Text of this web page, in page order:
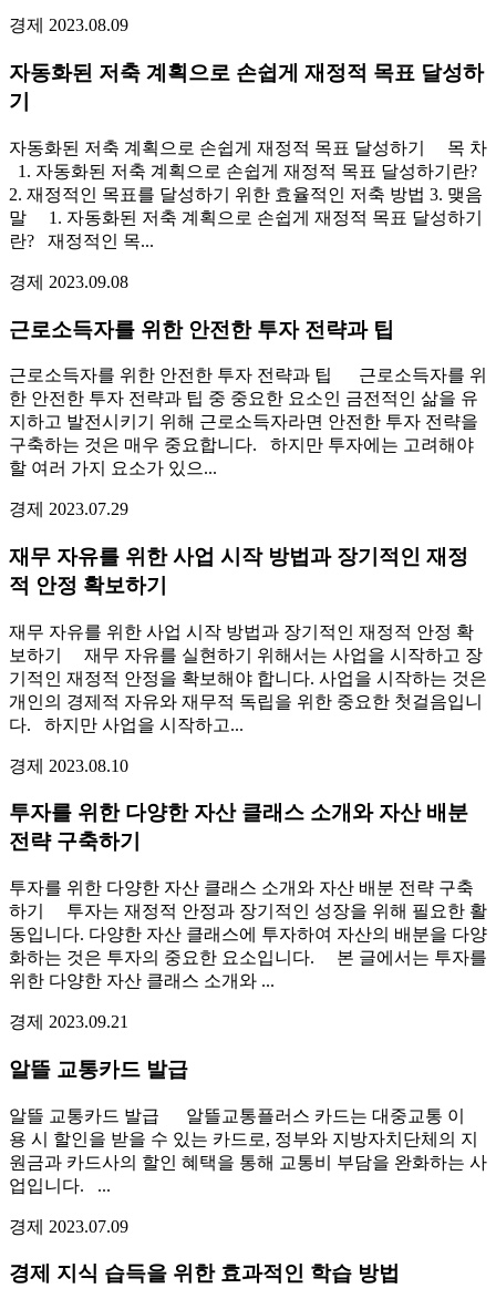
경제 2023.08.09
자동화된 저축 계획으로 손쉽게 재정적 목표 달성하
기
자동화된 저축 계획으로 손쉽게 재정적 목표 달성하기 목 차
1. 자동화된 저축 계획으로 손쉽게 재정적 목표 달성하기란?
2. 재정적인 목표를 달성하기 위한 효율적인 저축 방법 3. 맺음
말 1. 자동화된 저축 계획으로 손쉽게 재정적 목표 달성하기
란? 재정적인 목...
경제 2023.09.08
근로소득자를 위한 안전한 투자 전략과 팁
근로소득자를 위한 안전한 투자 전략과 팁 근로소득자를 위
한 안전한 투자 전략과 팁 중 중요한 요소인 금전적인 삶을 유
지하고 발전시키기 위해 근로소득자라면 안전한 투자 전략을
구축하는 것은 매우 중요합니다. 하지만 투자에는 고려해야
할 여러 가지 요소가 있으...
경제 2023.07.29
재무 자유를 위한 사업 시작 방법과 장기적인 재정
적 안정 확보하기
재무 자유를 위한 사업 시작 방법과 장기적인 재정적 안정 확
보하기 재무 자유를 실현하기 위해서는 사업을 시작하고 장
기적인 재정적 안정을 확보해야 합니다. 사업을 시작하는 것은
개인의 경제적 자유와 재무적 독립을 위한 중요한 첫걸음입니
다. 하지만 사업을 시작하고...
경제 2023.08.10
투자를 위한 다양한 자산 클래스 소개와 자산 배분
전략 구축하기
투자를 위한 다양한 자산 클래스 소개와 자산 배분 전략 구축
하기 투자는 재정적 안정과 장기적인 성장을 위해 필요한 활
동입니다. 다양한 자산 클래스에 투자하여 자산의 배분을 다양
화하는 것은 투자의 중요한 요소입니다. 본 글에서는 투자를
위한 다양한 자산 클래스 소개와 ...
경제 2023.09.21
알뜰 교통카드 발급
알뜰 교통카드 발급 알뜰교통플러스 카드는 대중교통 이
용 시 할인을 받을 수 있는 카드로, 정부와 지방자치단체의 지
원금과 카드사의 할인 혜택을 통해 교통비 부담을 완화하는 사
업입니다. ...
경제 2023.07.09
경제 지식 습득을 위한 효과적인 학습 방법